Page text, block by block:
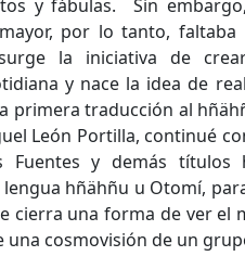
y fábulas. Sin
por lo tanto, faltaba
la iniciativa de
y nace la idea de
primera traducción al
León Portilla, continué
Fuentes y demás títulos
lengua hñähñu u Otomí,
cierra una forma de ver el
una cosmovisión de un